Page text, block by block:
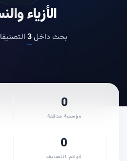
الأزياء
بحث داخل3
0
مؤسسة مدققة
0
قوائم التصنيف